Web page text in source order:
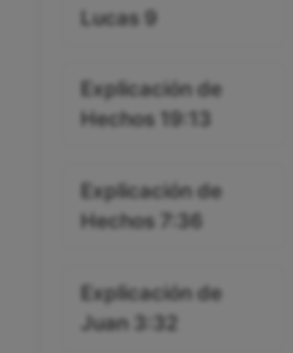
Lucas 9
Explicación de
Hechos 19:13
Explicación de
Hechos 7:36
Explicación de
Juan 3:32